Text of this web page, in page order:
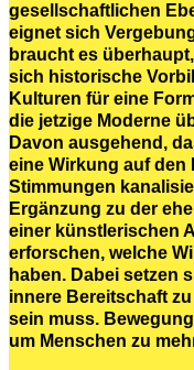
gesellschaftlichen
eignet sich
braucht es
sich historische
Kulturen für eine
die jetzige Moderne
Davon ausgehend,
eine Wirkung auf den
Stimmungen
Ergänzung zu der
einer künstlerischen
erforschen, welche
haben. Dabei setzen
innere Bereitschaft
sein muss.
um Menschen zu